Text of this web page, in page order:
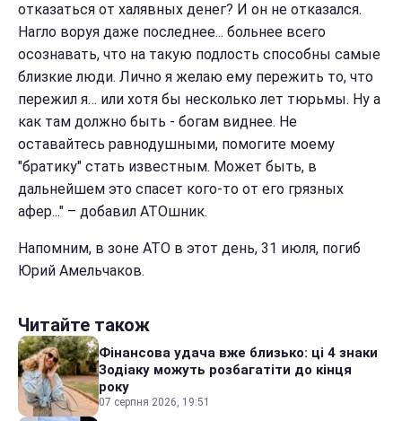
отказаться от халявных денег? И он не отказался.
Нагло воруя даже последнее... больнее всего
осознавать, что на такую подлость способны самые
близкие люди. Лично я желаю ему пережить то, что
пережил я… или хотя бы несколько лет тюрьмы. Ну а
как там должно быть - богам виднее. Не
оставайтесь равнодушными, помогите моему
"братику" стать известным. Может быть, в
дальнейшем это спасет кого-то от его грязных
афер..." – добавил АТОшник.
Напомним, в зоне АТО в этот день, 31 июля, погиб
Юрий Амельчаков.
Читайте також
Фінансова удача вже близько: ці 4 знаки
Зодіаку можуть розбагатіти до кінця
року
07 серпня 2026, 19:51